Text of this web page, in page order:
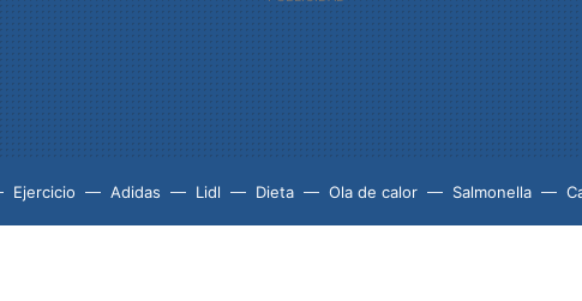
Ejercicio Adidas Lidl Dieta Ola de calor Salmonella